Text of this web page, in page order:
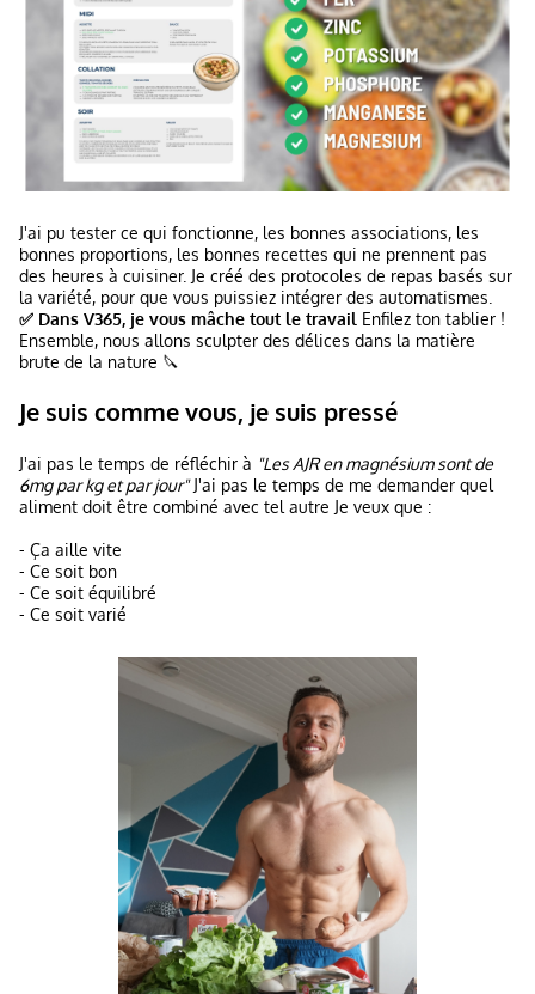
J'ai pu tester ce qui fonctionne, les bonnes associations, les
bonnes proportions, les bonnes recettes qui ne prennent pas
des heures à cuisiner. Je créé des protocoles de repas basés sur
la variété, pour que vous puissiez intégrer des automatismes.
✅ Dans V365, je vous mâche tout le travail Enfilez ton tablier !
Ensemble, nous allons sculpter des délices dans la matière
brute de la nature 🔪
Je suis comme vous, je suis pressé
J'ai pas le temps de réfléchir à "Les AJR en magnésium sont de
6mg par kg et par jour"J'ai pas le temps de me demander quel
aliment doit être combiné avec tel autre Je veux que :
- Ça aille vite
- Ce soit bon
- Ce soit équilibré
- Ce soit varié